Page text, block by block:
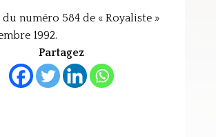
numéro 584 de « Royaliste »
1992.
Partagez